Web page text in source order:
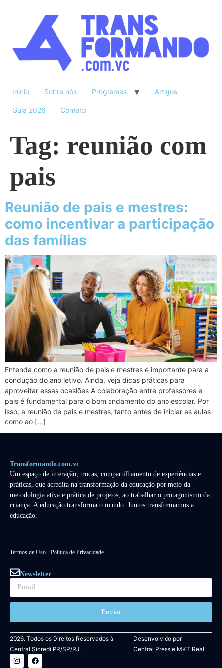
Início Sobre nós Programas Artigos
Guia 2026 Contato
Tag: reunião com
pais
Reunião de pais e mestres:
como incentivar a participação
das famílias
Entenda como a reunião de pais e mestres é importante para a
condução do ano letivo. Ainda, veja dicas práticas para
aproveitar essas ocasiões A colaboração entre professores e
pais é fundamental para o bom andamento do ano escolar. Por
isso, a reunião de pais e mestres, tanto antes de iniciar as aulas
como ao […]
Transformando.com.vc
Um espaço de interação, trocas, compartilhamento de experiências e
práticas, que acredita na transformação da educação por meio da
metodologia ativa e prática de projetos, ao trabalhar o protagonismo da
criança. A educação transforma o mundo. Juntos transformamos a
educação.
Termos de Uso Política de Privacidade
Newsletter
Enviar
2026. Todos os Direitos Reservados à
Central Sicredi PR/SP/RJ.
Desenvolvido por
Central Presse MKT Real.